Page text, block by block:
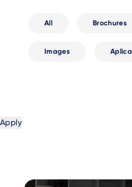
All Brochures
Images